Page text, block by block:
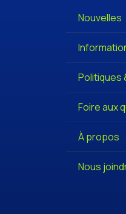
Nouvelles
Politiques
Foire aux
À propos
Nous